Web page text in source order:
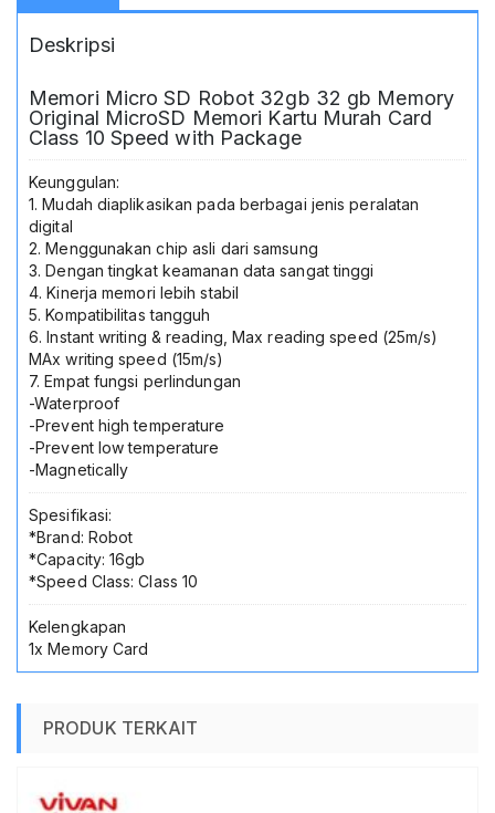
Deskripsi
Memori Micro SD Robot 32gb 32 gb Memory
Original MicroSD Memori Kartu Murah Card
Class 10 Speed with Package
Keunggulan:
1. Mudah diaplikasikan pada berbagai jenis peralatan
digital
2. Menggunakan chip asli dari samsung
3. Dengan tingkat keamanan data sangat tinggi
4. Kinerja memori lebih stabil
5. Kompatibilitas tangguh
6. Instant writing & reading, Max reading speed (25m/s)
MAx writing speed (15m/s)
7. Empat fungsi perlindungan
-Waterproof
-Prevent high temperature
-Prevent low temperature
-Magnetically
Spesifikasi:
*Brand: Robot
*Capacity: 16gb
*Speed Class: Class 10
Kelengkapan
1x Memory Card
PRODUK TERKAIT